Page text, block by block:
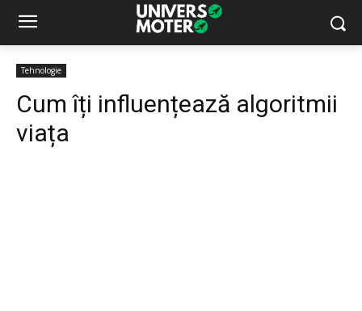
Tehnologie
Cum îți influențează algoritmii
viața